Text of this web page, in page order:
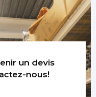
un devis
nous!